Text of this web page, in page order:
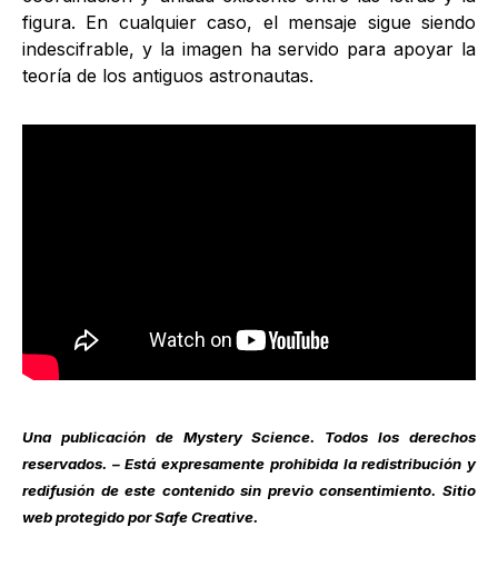
figura. En cualquier caso, el mensaje sigue siendo
indescifrable, y la imagen ha servido para apoyar la
teoría de los antiguos astronautas.
Una publicación de Mystery Science. Todos los derechos
reservados. – Está expresamente prohibida la redistribución y
redifusión de este contenido sin previo consentimiento. Sitio
web protegido por Safe Creative.